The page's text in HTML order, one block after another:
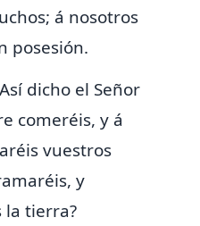
á nosotros
posesión.
dicho el Señor
comeréis, y á
vuestros
y
la tierra?